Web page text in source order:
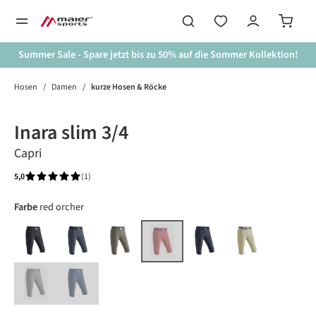
springen
Summer Sale - Spare jetzt bis zu 50% auf die Sommer Kollektion!
Hosen / Damen / kurze Hosen & Röcke
Inara slim 3/4
Capri
5,0 (1)
Farbeauswählen
red orcher
black graphite teak red orcher
(Diese Option ist zurzeit nicht verfügbar.)
night sky brown rice
sleet
(Diese Option ist zurzeit nicht verfügbar.)
ensign blue
(Diese Option ist zurzeit nicht verfügbar.)